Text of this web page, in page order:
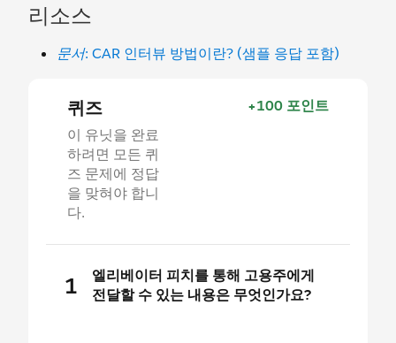
리소스
문서: CAR 인터뷰 방법이란? (샘플 응답 포함)